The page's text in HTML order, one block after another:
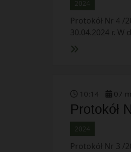
2024
Protokół Nr 4 /
30.04.2024 r. W
10 14 07
Protokół
2024
Protokół Nr 3 /